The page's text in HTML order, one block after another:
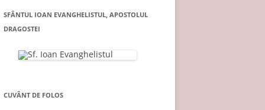
SFÂNTUL IOAN EVANGHELISTUL, APOSTOLUL
DRAGOSTEI
CUVÂNT DE FOLOS